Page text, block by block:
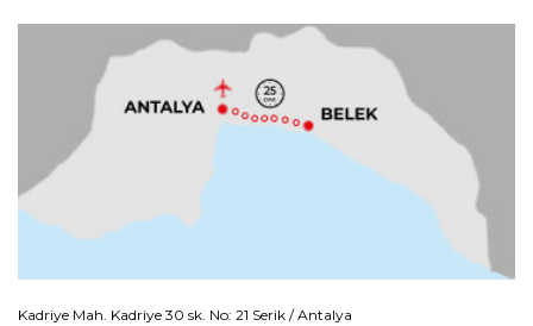
Kadriye Mah. Kadriye 30 sk. No: 21 Serik / Antalya